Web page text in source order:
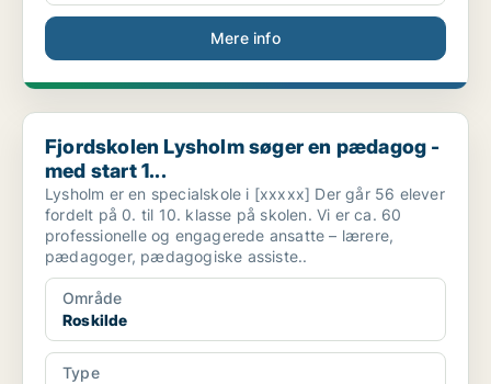
Mere info
Fjordskolen Lysholm søger en pædagog - med start 1...
Fjordskolen Lysholm søger en pædagog -
med start 1...
Lysholm er en specialskole i [xxxxx] Der går 56 elever
fordelt på 0. til 10. klasse på skolen. Vi er ca. 60
professionelle og engagerede ansatte – lærere,
pædagoger, pædagogiske assiste..
Område
Roskilde
Type